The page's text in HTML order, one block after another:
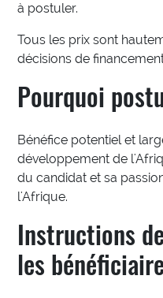
à postuler.
Tous les prix sont
décisions de
Pourquoi
Bénéfice potentiel et
développement de
du candidat et sa
l'Afrique.
Instructions
les